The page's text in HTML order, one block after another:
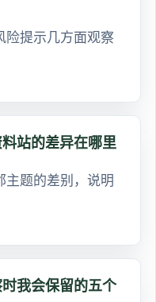
险提示几方面观察
站的差异在哪里
主题的差别，说明
我会保留的五个